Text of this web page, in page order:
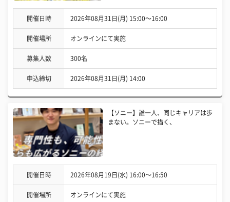
開催日時 2026年08月31日(月) 15:00〜16:00
開催場所 オンラインにて実施
募集人数 300名
申込締切 2026年08月31日(月) 14:00
【ソニー】誰一人、同じキャリアは歩
まない。ソニーで描く、
開催日時 2026年08月19日(水) 16:00〜16:50
開催場所 オンラインにて実施